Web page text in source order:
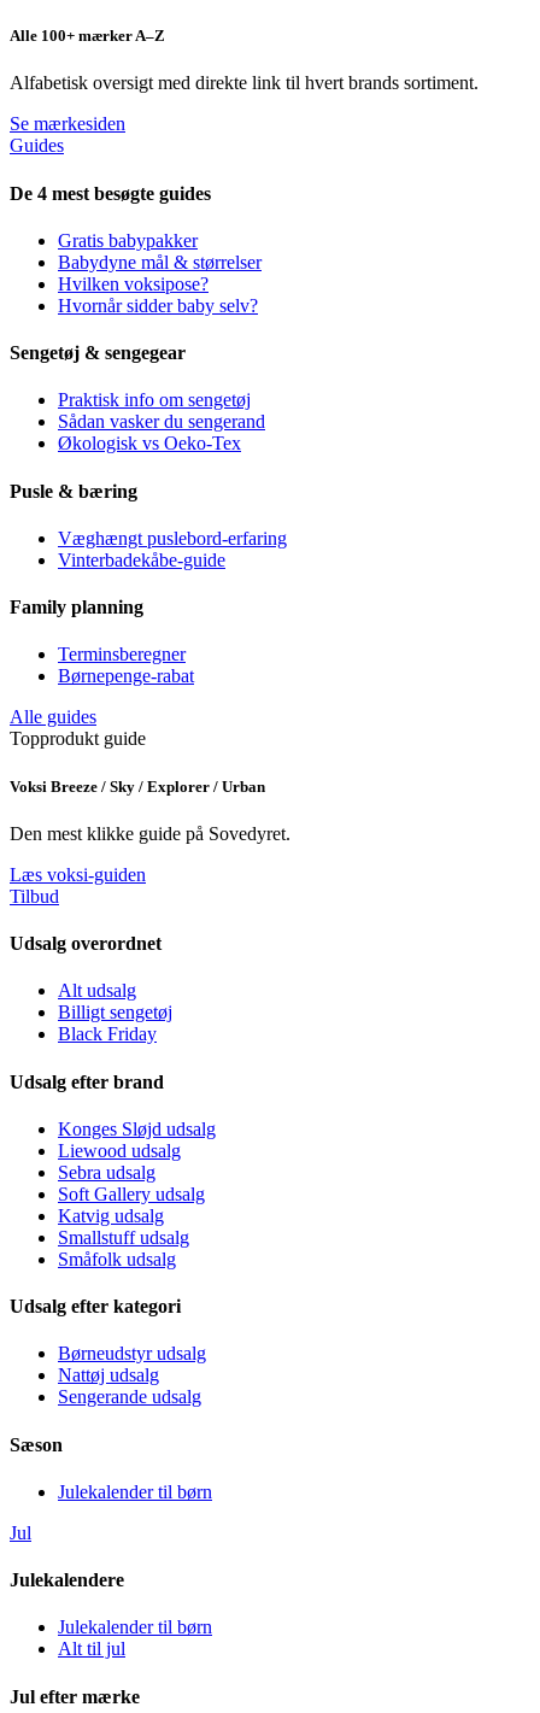
Alle 100+ mærker A–Z
Alfabetisk oversigt med direkte link til hvert brands sortiment.
Se mærkesiden
Guides
De 4 mest besøgte guides
Gratis babypakker
Babydyne mål & størrelser
Hvilken voksipose?
Hvornår sidder baby selv?
Sengetøj & sengegear
Praktisk info om sengetøj
Sådan vasker du sengerand
Økologisk vs Oeko-Tex
Pusle & bæring
Væghængt puslebord-erfaring
Vinterbadekåbe-guide
Family planning
Terminsberegner
Børnepenge-rabat
Alle guides
Topprodukt guide
Voksi Breeze / Sky / Explorer / Urban
Den mest klikke guide på Sovedyret.
Læs voksi-guiden
Tilbud
Udsalg overordnet
Alt udsalg
Billigt sengetøj
Black Friday
Udsalg efter brand
Konges Sløjd udsalg
Liewood udsalg
Sebra udsalg
Soft Gallery udsalg
Katvig udsalg
Smallstuff udsalg
Småfolk udsalg
Udsalg efter kategori
Børneudstyr udsalg
Nattøj udsalg
Sengerande udsalg
Sæson
Julekalender til børn
Jul
Julekalendere
Julekalender til børn
Alt til jul
Jul efter mærke